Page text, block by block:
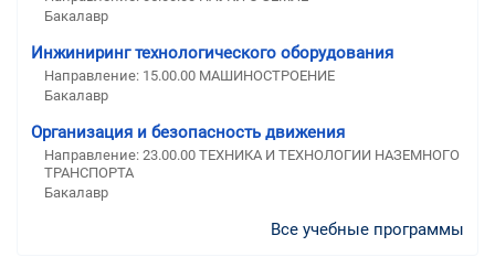
Бакалавр
Инжиниринг технологического оборудования
Направление: 15.00.00 МАШИНОСТРОЕНИЕ
Бакалавр
Организация и безопасность движения
Направление: 23.00.00 ТЕХНИКА И ТЕХНОЛОГИИ НАЗЕМНОГО
ТРАНСПОРТА
Бакалавр
Все учебные программы